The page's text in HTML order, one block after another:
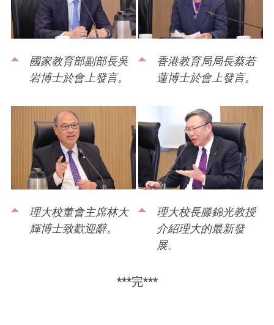
國家教育部副部長吳
岩博士於會上發言。
香港教育局局長蔡若
蓮博士於會上發言。
理大校董會主席林大
輝博士致歡迎辭。
理大校長滕錦光教授
介紹理大的最新發
展。
***完***